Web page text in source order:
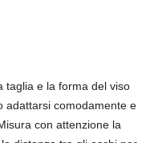
taglia e la forma del viso
adattarsi comodamente e
con attenzione la